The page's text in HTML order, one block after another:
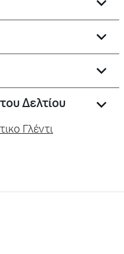
Δελτίου
Γλέντι